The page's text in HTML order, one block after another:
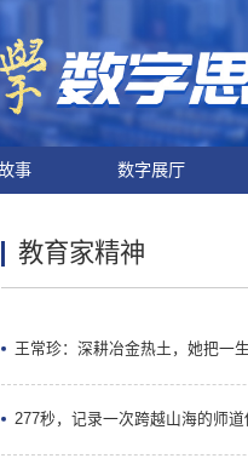
事 数字展厅
教育家精神
王常珍：深耕冶金热土，她把一
277秒，记录一次跨越山海的师道